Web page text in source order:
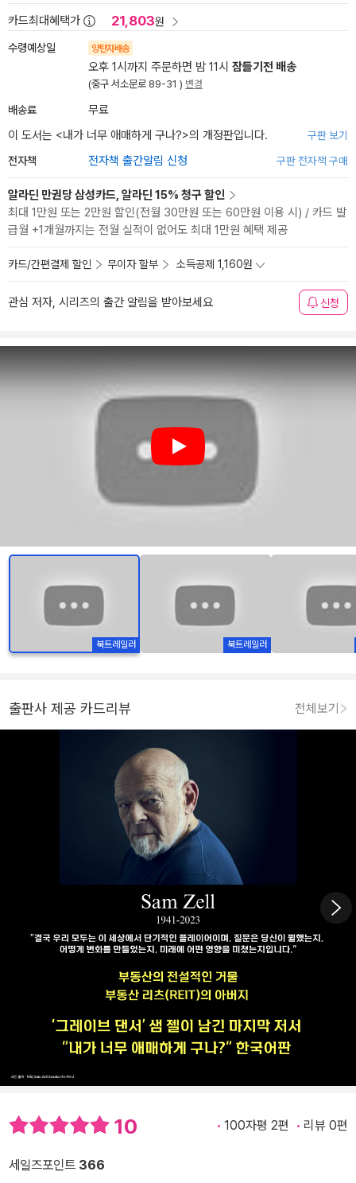
카드최대혜택가 21,803원
수령예상일 양탄자배송
오후 1시까지 주문하면 밤 11시 잠들기전 배송
(중구 서소문로 89-31 ) 변경
배송료
무료
이 도서는 <내가 너무 애매하게 구나?>의 개정판입니다. 구판 보기
전자책 전자책 출간알림 신청 구판 전자책 구매
알라딘 만권당 삼성카드, 알라딘 15% 청구 할인
최대 1만원 또는 2만원 할인(전월 30만원 또는 60만원 이용 시) / 카드 발
급월 +1개월까지는 전월 실적이 없어도 최대 1만원 혜택 제공
카드/간편결제 할인 무이자 할부 소득공제 1,160원
관심 저자, 시리즈의 출간 알림을 받아보세요 신청
Play
북트레일러 북트레일러
출판사 제공 카드리뷰 전체보기
10 100자평 2편 리뷰 0편
세일즈포인트 366